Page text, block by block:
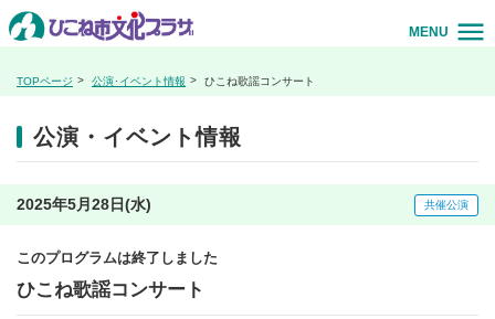
MENU
TOPページ 公演･イベント情報 ひこね歌謡コンサート
公演・イベント情報
2025年5月28日(水) 共催公演
このプログラムは終了しました
ひこね歌謡コンサート